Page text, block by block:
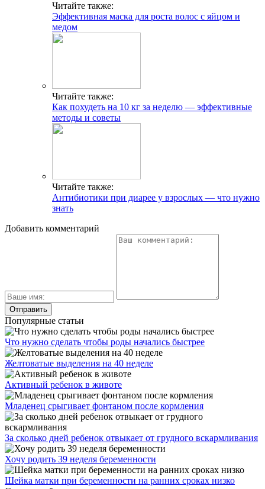
Читайте также:
Эффективная маска для роста волос с яйцом и
медом
Читайте также:
Как похудеть на 10 кг за неделю — эффективные
методы и советы
Читайте также:
Антибиотики при диарее у взрослых — что нужно
знать
Добавить комментарий
Популярные статьи
Что нужно сделать чтобы роды начались быстрее
Желтоватые выделения на 40 неделе
Активный ребенок в животе
Младенец срыгивает фонтаном после кормления
За сколько дней ребенок отвыкает от грудного вскармливания
Хочу родить 39 неделя беременности
Шейка матки при беременности на ранних сроках низко